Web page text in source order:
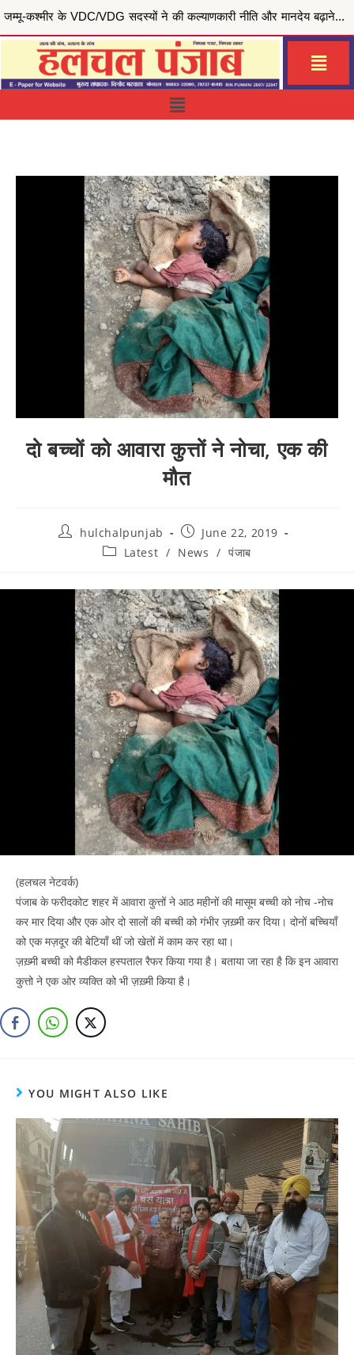
मुख्यमंत्री भगवंत सिंह मान की ‘मेरी रसोई योजना’ से जरूरतमंद परिवारों को राहत, जालंधर सेंट्रल हलका इं...
दो बच्चों को आवारा कुत्तों ने नोचा, एक की
मौत
hulchalpunjab
June 22, 2019
Latest / News / पंजाब
(हलचल नेटवर्क)
पंजाब के फरीदकोट शहर में आवारा कुत्तों ने आठ महीनों की मासूम बच्ची को नोच -नोच
कर मार दिया और एक ओर दो सालों की बच्ची को गंभीर ज़ख़्मी कर दिया। दोनों बच्चियाँ
को एक मज़दूर की बेटियाँ थीं जो खेतों में काम कर रहा था।
ज़ख़्मी बच्ची को मैडीकल हस्पताल रैफर किया गया है। बताया जा रहा है कि इन आवारा
कुत्तो ने एक ओर व्यक्ति को भी ज़ख़्मी किया है।
YOU MIGHT ALSO LIKE